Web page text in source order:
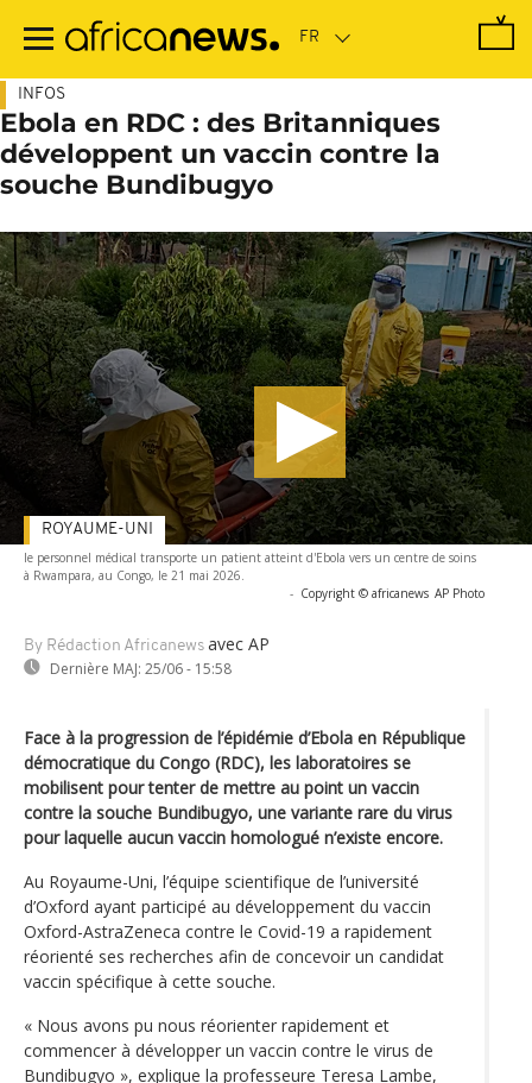
contenu
INFOS
Ebola en RDC : des Britanniques
développent un vaccin contre la
souche Bundibugyo
le personnel médical transporte un patient atteint d'Ebola vers un centre de soins
à Rwampara, au Congo, le 21 mai 2026.
- Copyright © africanews AP Photo
By Rédaction Africanews avec AP
Dernière MAJ: 25/06 - 15:58
ROYAUME-UNI
Face à la progression de l’épidémie d’Ebola en République
démocratique du Congo (RDC), les laboratoires se
mobilisent pour tenter de mettre au point un vaccin
contre la souche Bundibugyo, une variante rare du virus
pour laquelle aucun vaccin homologué n’existe encore.
Au Royaume-Uni, l’équipe scientifique de l’université
d’Oxford ayant participé au développement du vaccin
Oxford-AstraZeneca contre le Covid-19 a rapidement
réorienté ses recherches afin de concevoir un candidat
vaccin spécifique à cette souche.
« Nous avons pu nous réorienter rapidement et
commencer à développer un vaccin contre le virus de
Bundibugyo », explique la professeure Teresa Lambe,